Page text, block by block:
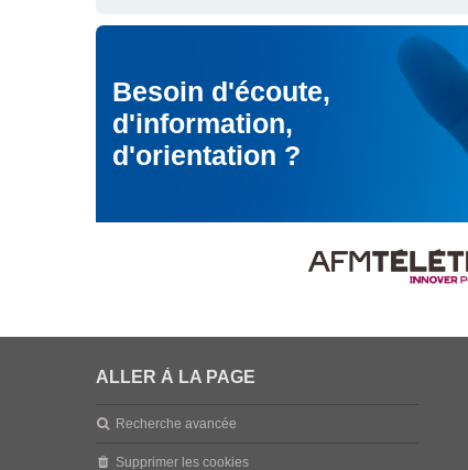
Besoin d'écoute,
d'information,
d'orientation ?
ALLER À LA PAGE
Recherche avancée
Supprimer les cookies